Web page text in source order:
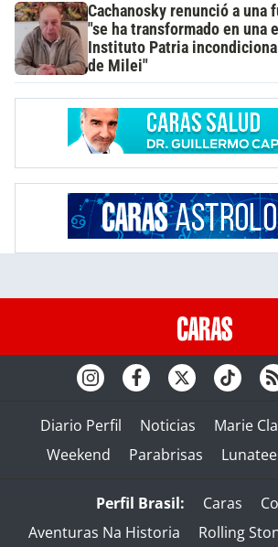
Cachanosky renunció a una
"se ha transformado en una
Instituto Patria
de Milei"
Diario Perfil Noticias Marie
Weekend
Parabrisas
Perfil Brasil: Caras
Aventuras Na Historia
Rolling